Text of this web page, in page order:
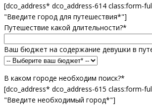
[dco_address* dco_address-614 class:form-
"Введите город для путешествия*"]
Путешествие какой длительности?*
Ваш бюджет на содержание девушки в
В каком городе необходим поиск?*
[dco_address* dco_address-615 class:form-
"Введите необходимый город*"]